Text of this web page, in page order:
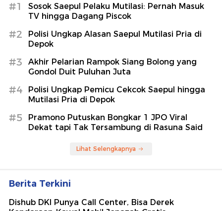
#1
Sosok Saepul Pelaku Mutilasi: Pernah Masuk
TV hingga Dagang Piscok
#2
Polisi Ungkap Alasan Saepul Mutilasi Pria di
Depok
#3
Akhir Pelarian Rampok Siang Bolong yang
Gondol Duit Puluhan Juta
#4
Polisi Ungkap Pemicu Cekcok Saepul hingga
Mutilasi Pria di Depok
#5
Pramono Putuskan Bongkar 1 JPO Viral
Dekat tapi Tak Tersambung di Rasuna Said
Lihat Selengkapnya
Berita Terkini
Dishub DKI Punya Call Center, Bisa Derek